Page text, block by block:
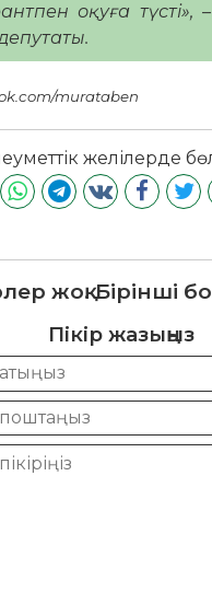
оқуға түсті»,
murataben
желілерде
жоқ. Бірінші
Пікір жазыңыз